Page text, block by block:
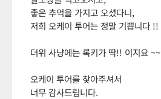
좋은 추억을 가지고 오셨다니,
저희 오케이 투어는 정말 기쁩니다 !!
더위 사냥에는 록키가 딱!! 이지요 ~~
오케이 투어를 찾아주셔서
너무 감사드립니다.